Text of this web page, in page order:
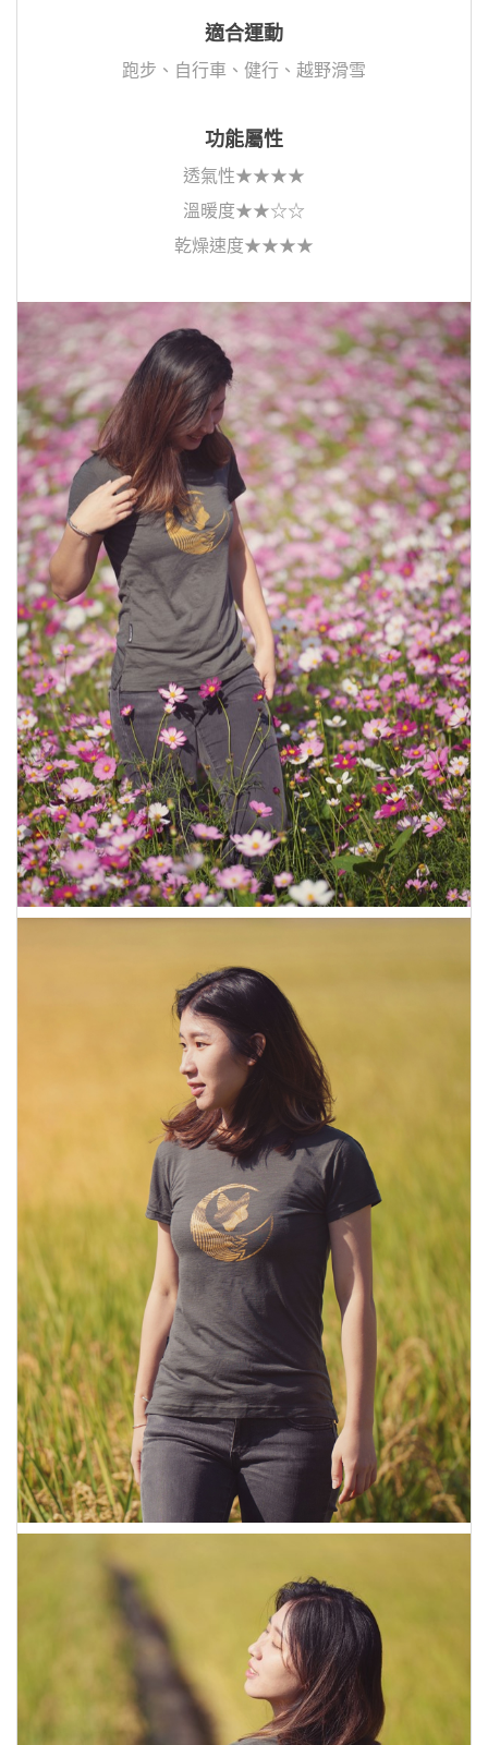
適合運動
跑步、自行車、健行、越野滑雪
功能屬性
透氣性★★★★
溫暖度★★☆☆
乾燥速度★★★★